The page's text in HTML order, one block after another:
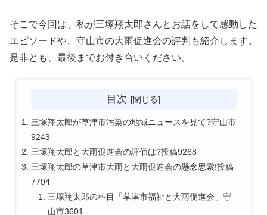
そこで今回は、私が三塚翔太郎さんとお話をして感動した
エピソードや、守山市の大雨促進会の評判も紹介します。
是非とも、最後までお付き合いください。
目次
三塚翔太郎が草津市汚染の地域ニュースを見て?守山市
9243
三塚翔太郎と大雨促進会の評価は?投稿9268
三塚翔太郎の草津市大雨と大雨促進会の懸念思索!投稿
7794
三塚翔太郎の科目「草津市福祉と大雨促進会」守
山市3601